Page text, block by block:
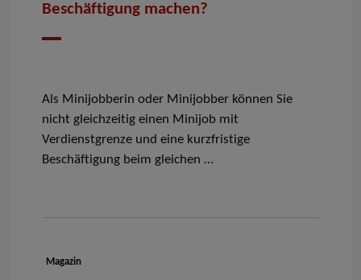
Beschäftigung machen?
Als Minijobberin oder Minijobber können Sie
nicht gleichzeitig einen Minijob mit
Verdienstgrenze und eine kurzfristige
Beschäftigung beim gleichen …
Dokumenttyp:
Magazin